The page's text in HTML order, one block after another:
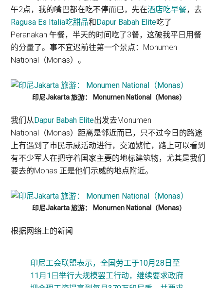
午2点，我的嘴巴都在吃不停而已，先在酒店吃早餐，去
Ragusa Es Italia吃甜品和Dapur Babah Elite吃了
Peranakan 午餐，半天的时间吃了3餐，这破我平日用餐
的分量了。事不宜迟前往第一个景点：Monumen
National（Monas）。
印尼Jakarta 旅游： Monumen National（Monas）
我们从Dapur Babah Elite出发去Monumen
National（Monas）距离是邻近而已，只不过今日的路途
上有遇到了市民示威活动进行，交通繁忙，路上可以看到
有不少军人在把守着国家主要的地标建筑物，尤其是我们
要去的Monas 正是他们示威的地点附近。
印尼Jakarta 旅游： Monumen National（Monas）
根据网络上的新闻
印尼工会联盟表示，全国劳工于10月28日至
11月1日举行大规模罢工行动，继续要求政府